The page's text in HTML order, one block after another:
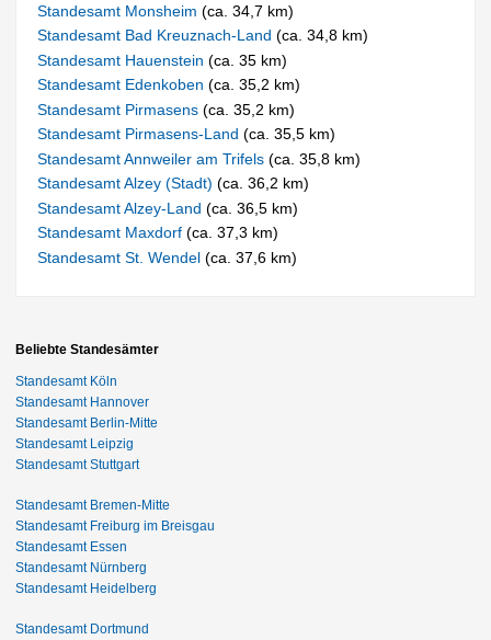
Standesamt Monsheim(ca. 34,7 km)
Standesamt Bad Kreuznach-Land(ca. 34,8 km)
Standesamt Hauenstein(ca. 35 km)
Standesamt Edenkoben(ca. 35,2 km)
Standesamt Pirmasens(ca. 35,2 km)
Standesamt Pirmasens-Land(ca. 35,5 km)
Standesamt Annweiler am Trifels(ca. 35,8 km)
Standesamt Alzey (Stadt)(ca. 36,2 km)
Standesamt Alzey-Land(ca. 36,5 km)
Standesamt Maxdorf(ca. 37,3 km)
Standesamt St. Wendel(ca. 37,6 km)
Beliebte Standesämter
Standesamt Köln
Standesamt Hannover
Standesamt Berlin-Mitte
Standesamt Leipzig
Standesamt Stuttgart
Standesamt Bremen-Mitte
Standesamt Freiburg im Breisgau
Standesamt Essen
Standesamt Nürnberg
Standesamt Heidelberg
Standesamt Dortmund